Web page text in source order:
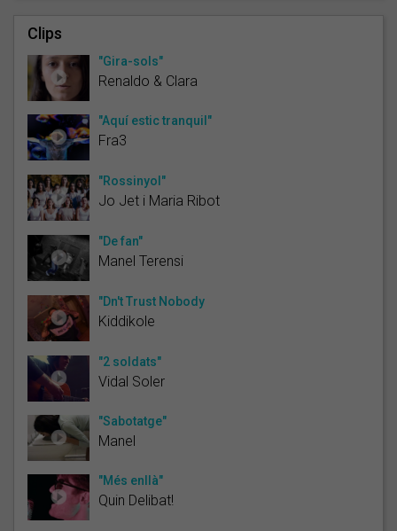
Clips
"Gira-sols"
Renaldo & Clara
"Aquí estic tranquil"
Fra3
"Rossinyol"
Jo Jet i Maria Ribot
"De fan"
Manel Terensi
"Dn't Trust Nobody
Kiddikole
"2 soldats"
Vidal Soler
"Sabotatge"
Manel
"Més enllà"
Quin Delibat!